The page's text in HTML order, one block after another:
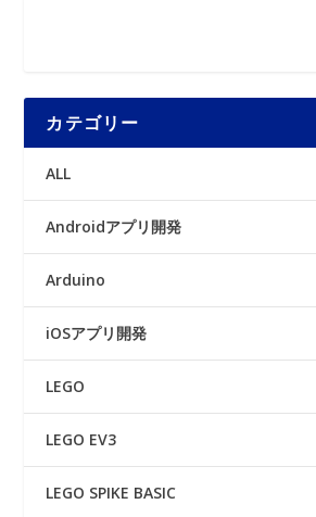
カテゴリー
ALL
Androidアプリ開発
Arduino
iOSアプリ開発
LEGO
LEGO EV3
LEGO SPIKE BASIC